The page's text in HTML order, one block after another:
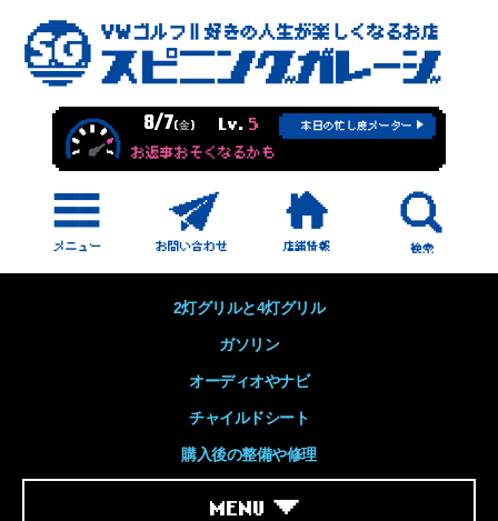
8/7(金) Lv. 5 本日の忙し度メーター
お返事おそくなるかも
2灯グリルと4灯グリル
ガソリン
オーディオやナビ
チャイルドシート
購入後の整備や修理
MENU